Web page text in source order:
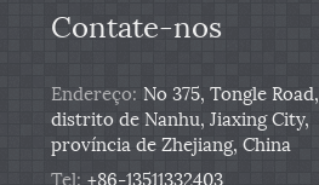
Contate-nos
Endereço: No 375, Tongle Road,
distrito de Nanhu, Jiaxing City,
província de Zhejiang, China
Tel: +86-13511332403